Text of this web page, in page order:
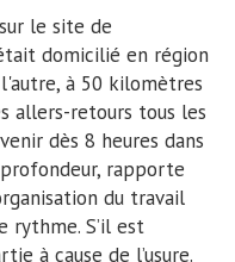
le site de
domicilié en région
à 50 kilomètres
allers-retours tous les
dès 8 heures dans
rapporte
du travail
rythme. S’il est
à cause de l’usure.